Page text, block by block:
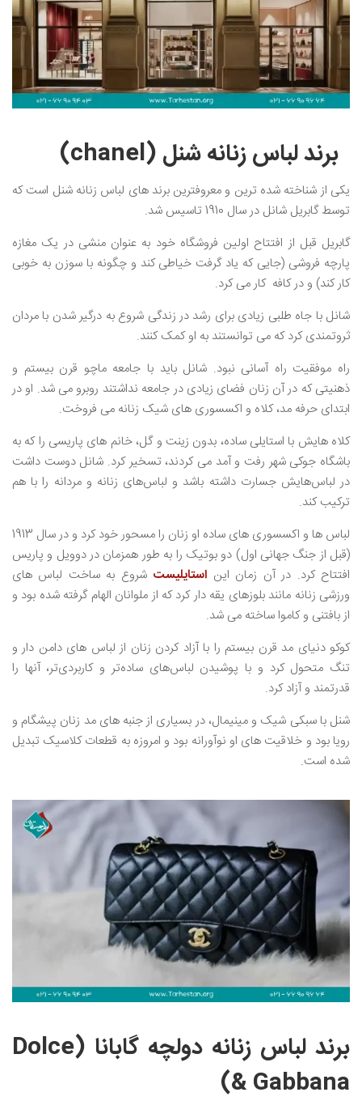
برند لباس زنانه شنل (chanel)
یکی از شناخته شده ترین و معروفترین برند های لباس زنانه شنل است که
توسط گابریل شانل در سال 1910 تاسیس شد.
گابریل قبل از افتتاح اولین فروشگاه خود به عنوان منشی در یک مغازه
پارچه فروشی (جایی که یاد گرفت خیاطی کند و چگونه با سوزن به خوبی
کار کند) و در کافه کار می کرد.
شانل با جاه طلبی زیادی برای رشد در زندگی شروع به درگیر شدن با مردان
ثروتمندی کرد که می توانستند به او کمک کنند.
راه موفقیت راه آسانی نبود. شانل باید با جامعه ماچو قرن بیستم و
ذهنیتی که در آن زنان فضای زیادی در جامعه نداشتند روبرو می شد. او در
ابتدای حرفه مد، کلاه و اکسسوری های شیک زنانه می فروخت.
کلاه هایش با استایلی ساده، بدون زینت و گل، خانم های پاریسی را که به
باشگاه جوکی شهر رفت و آمد می کردند، تسخیر کرد. شانل دوست داشت
در لباس‌هایش جسارت داشته باشد و لباس‌های زنانه و مردانه را با هم
ترکیب کند.
لباس ها و اکسسوری های ساده او زنان را مسحور خود کرد و در سال 1913
(قبل از جنگ جهانی اول) دو بوتیک را به طور همزمان در دوویل و پاریس
افتتاح کرد. در آن زمان این استایلیست شروع به ساخت لباس های
ورزشی زنانه مانند بلوزهای یقه دار کرد که از ملوانان الهام گرفته شده بود و
از بافتنی و کاموا ساخته می شد.
کوکو دنیای مد قرن بیستم را با آزاد کردن زنان از لباس های دامن دار و
تنگ متحول کرد و با پوشیدن لباس‌های ساده‌تر و کاربردی‌تر، آنها را
قدرتمند و آزاد کرد.
شنل با سبکی شیک و مینیمال، در بسیاری از جنبه های مد زنان پیشگام و
رویا بود و خلاقیت های او نوآورانه بود و امروزه به قطعات کلاسیک تبدیل
شده است.
برند لباس زنانه دولچه گابانا (Dolce
& Gabbana)